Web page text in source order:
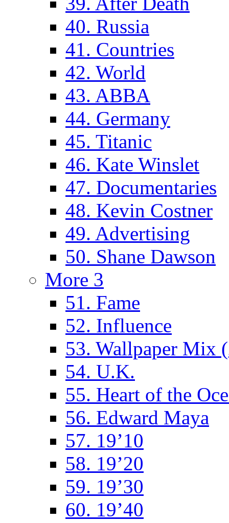
40. Russia
41. Countries
42. World
43. ABBA
44. Germany
45. Titanic
46. Kate Winslet
47. Documentaries
48. Kevin Costner
49. Advertising
50. Shane Dawson
More 3
51. Fame
52. Influence
53. Wallpaper Mix
54. U.K.
55. Heart of the
56. Edward Maya
57. 19’10
58. 19’20
59. 19’30
60. 19’40